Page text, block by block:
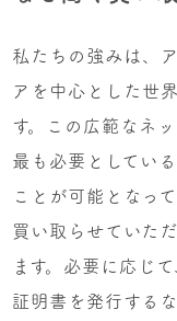
私たちの強みは、
アを中心とした世
す。この広範なネ
最も必要としてい
ことが可能となって
買い取らせていた
ます。必要に応じ
証明書を発行する